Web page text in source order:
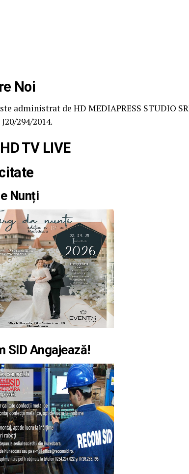
Noi
administrat de HD MEDIAPRESS STUDIO
294/2014.
TV LIVE
Nunți
SID Angajează!